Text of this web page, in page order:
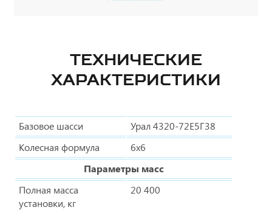
ТЕХНИЧЕСКИЕ
ХАРАКТЕРИСТИКИ
Базовое шасси
Урал 4320-72Е5Г38
Колесная формула
6х6
Параметры масс
Полная масса
установки, кг
20 400